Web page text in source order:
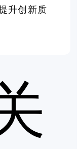
升创新质